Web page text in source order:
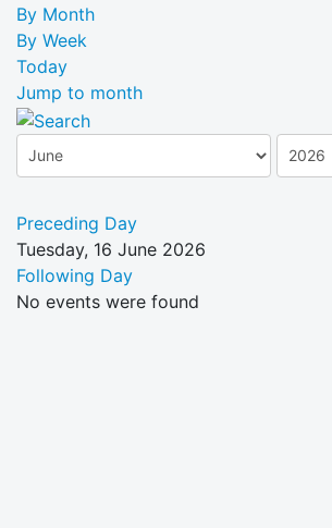
By Month
By Week
Today
Jump to month
Preceding Day
Tuesday, 16 June 2026
Following Day
No events were found